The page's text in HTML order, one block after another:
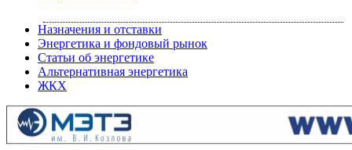
Назначения и отставки
Энергетика и фондовый рынок
Статьи об энергетике
Альтернативная энергетика
ЖКХ